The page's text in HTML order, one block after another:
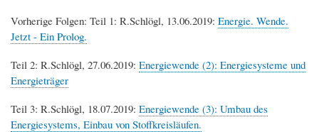
Vorherige Folgen: Teil 1: R.Schlögl, 13.06.2019: Energie. Wende.
Jetzt - Ein Prolog.
Teil 2: R.Schlögl, 27.06.2019: Energiewende (2): Energiesysteme und
Energieträger
Teil 3: R.Schlögl, 18.07.2019: Energiewende (3): Umbau des
Energiesystems, Einbau von Stoffkreisläufen.